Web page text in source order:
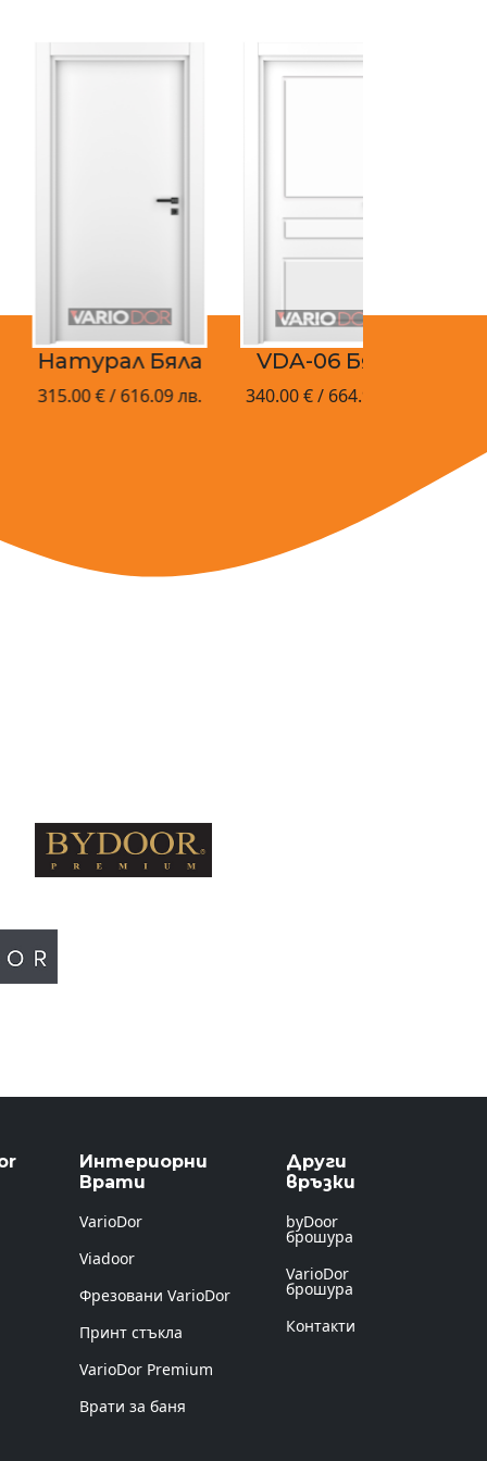
Бяла
€ / 616.09 лв.
VDA-06 Бяла
340.00 € / 664.98 лв.
Интериорни
Врати
VarioDor
Viadoor
Фрезовани VarioDor
Принт стъкла
VarioDor Premium
Врати за баня
Други
връзки
byDoor
брошура
VarioDor
брошура
Контакти